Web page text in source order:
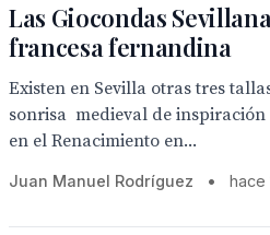
Las Giocondas
francesa fernandina
Existen en Sevilla otras tres
sonrisa medieval de inspiración
en el Renacimiento en...
Juan Manuel Rodríguez • hace